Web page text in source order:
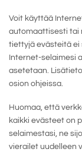
Voit käyttää
automaattisesti tai
tiettyjä evästeitä ei
Internet-selaimesi
asetetaan.
osion ohjeissa.
Huomaa, että
kaikki evästeet on
selaimestasi, ne
vierailet uudelleen